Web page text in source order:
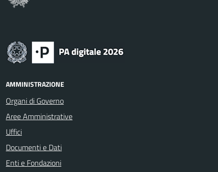
AMMINISTRAZIONE
Organi di Governo
Aree Amministrative
Uffici
Documenti e Dati
Enti e Fondazioni